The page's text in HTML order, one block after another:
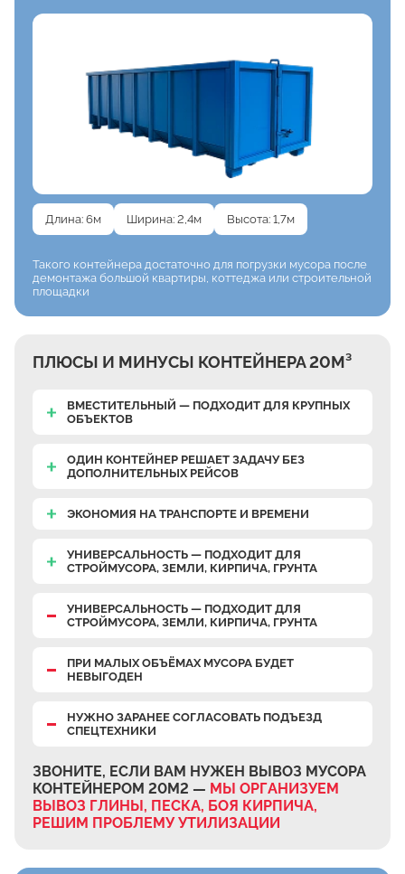
Длина: 6м Ширина: 2,4м Высота: 1,7м
Такого контейнера достаточно для погрузки мусора после
демонтажа большой квартиры, коттеджа или строительной
площадки
ПЛЮСЫ И МИНУСЫ КОНТЕЙНЕРА 20М³
ВМЕСТИТЕЛЬНЫЙ — ПОДХОДИТ ДЛЯ КРУПНЫХ
ОБЪЕКТОВ
ОДИН КОНТЕЙНЕР РЕШАЕТ ЗАДАЧУ БЕЗ
ДОПОЛНИТЕЛЬНЫХ РЕЙСОВ
ЭКОНОМИЯ НА ТРАНСПОРТЕ И ВРЕМЕНИ
УНИВЕРСАЛЬНОСТЬ — ПОДХОДИТ ДЛЯ
СТРОЙМУСОРА, ЗЕМЛИ, КИРПИЧА, ГРУНТА
УНИВЕРСАЛЬНОСТЬ — ПОДХОДИТ ДЛЯ
СТРОЙМУСОРА, ЗЕМЛИ, КИРПИЧА, ГРУНТА
ПРИ МАЛЫХ ОБЪЁМАХ МУСОРА БУДЕТ
НЕВЫГОДЕН
НУЖНО ЗАРАНЕЕ СОГЛАСОВАТЬ ПОДЪЕЗД
СПЕЦТЕХНИКИ
ЗВОНИТЕ, ЕСЛИ ВАМ НУЖЕН ВЫВОЗ МУСОРА
КОНТЕЙНЕРОМ 20М2 — МЫ ОРГАНИЗУЕМ
ВЫВОЗ ГЛИНЫ, ПЕСКА, БОЯ КИРПИЧА,
РЕШИМ ПРОБЛЕМУ УТИЛИЗАЦИИ